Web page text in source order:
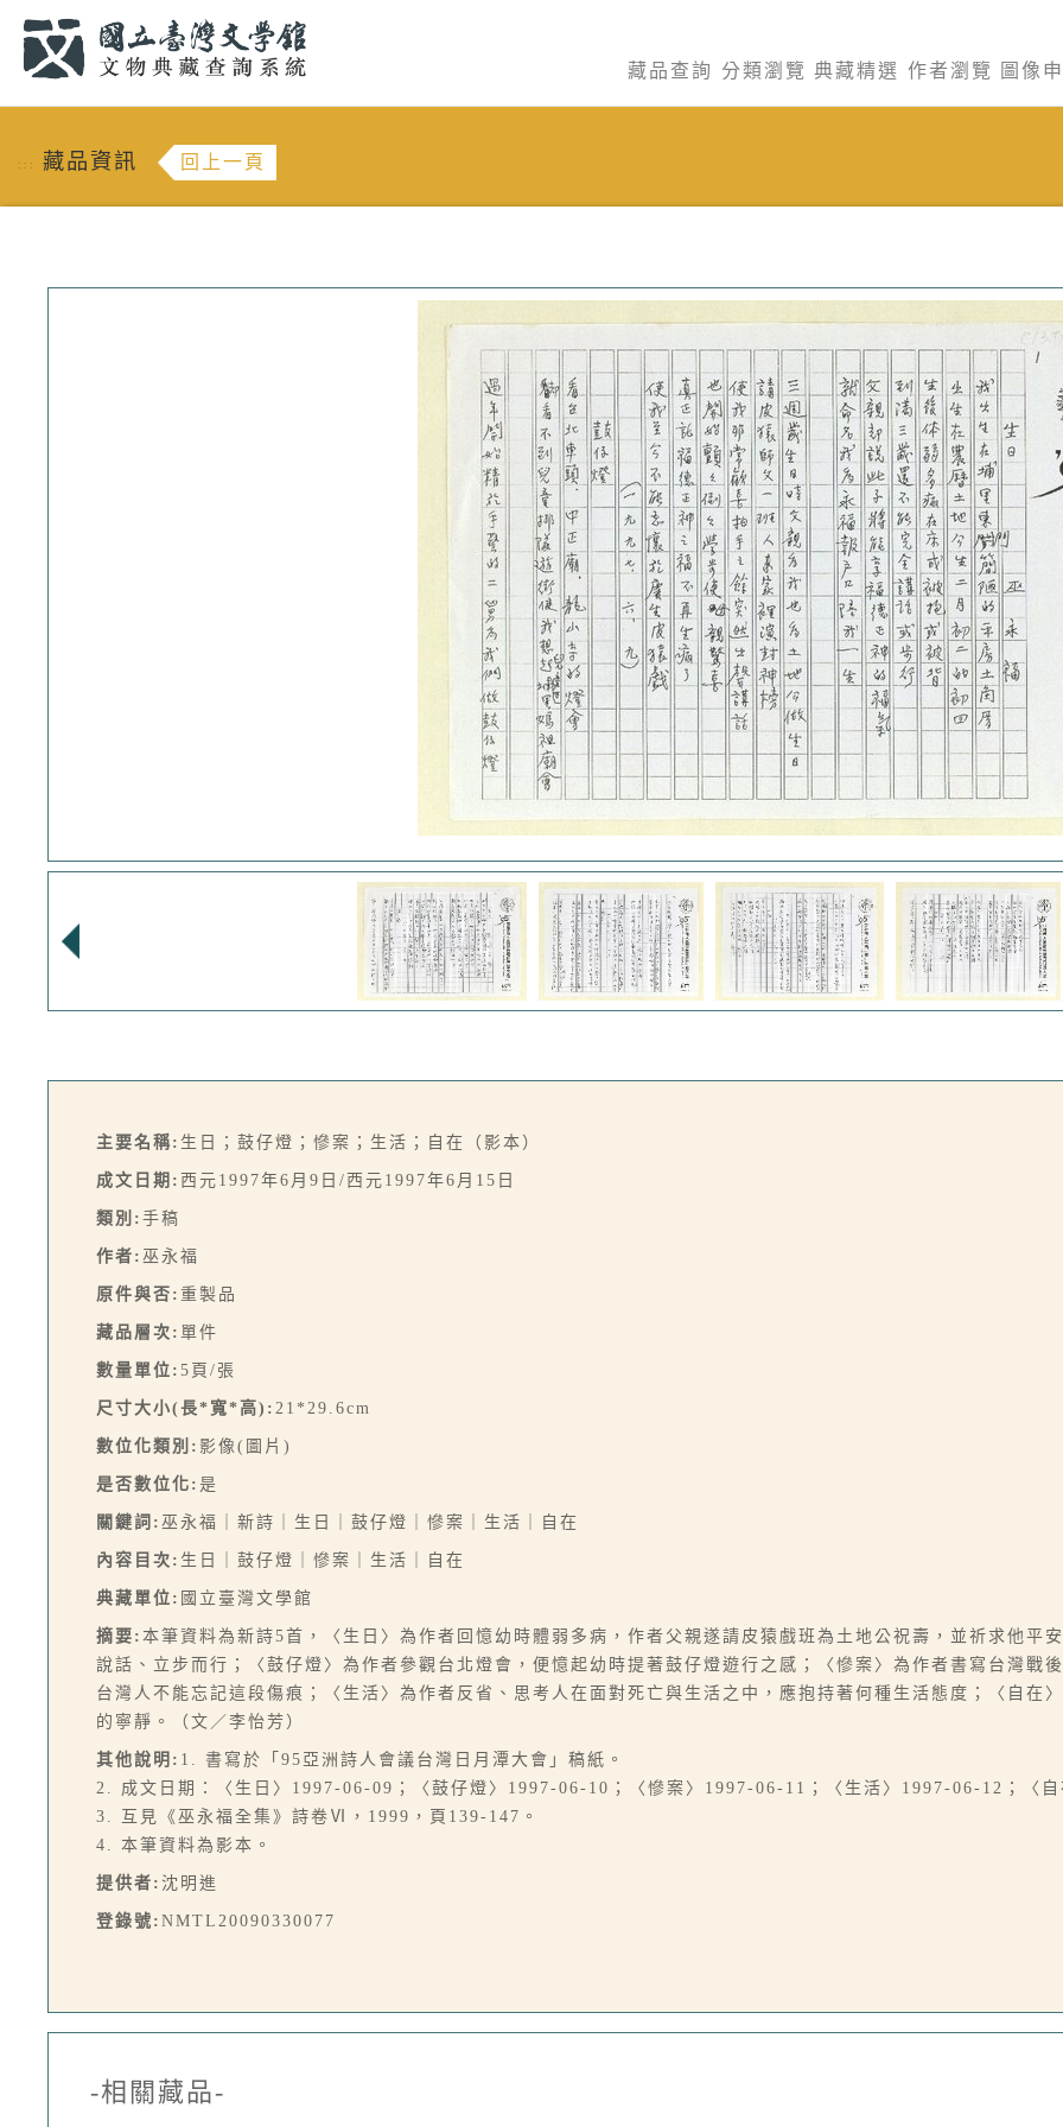
藏品查詢 分類瀏覽 典藏精選 作者瀏覽 圖像
::: 藏品資訊 回上一頁
主要名稱: 生日；鼓仔燈；慘案；生活；自在（影本）
成文日期: 西元1997年6月9日/西元1997年6月15日
類別: 手稿
作者: 巫永福
原件與否: 重製品
藏品層次: 單件
數量單位: 5頁/張
尺寸大小(長*寬*高): 21*29.6cm
數位化類別: 影像(圖片)
是否數位化: 是
關鍵詞: 巫永福｜新詩｜生日｜鼓仔燈｜慘案｜生活｜自在
內容目次: 生日｜鼓仔燈｜慘案｜生活｜自在
典藏單位: 國立臺灣文學館
摘要: 本筆資料為新詩5首，〈生日〉為作者回憶幼時體弱多病，作者父親遂請皮猿戲班為土地公祝壽，並祈求他平
說話、立步而行；〈鼓仔燈〉為作者參觀台北燈會，便憶起幼時提著鼓仔燈遊行之感；〈慘案〉為作者書寫台灣戰
台灣人不能忘記這段傷痕；〈生活〉為作者反省、思考人在面對死亡與生活之中，應抱持著何種生活態度；〈自在
的寧靜。（文／李怡芳）
其他說明: 1. 書寫於「95亞洲詩人會議台灣日月潭大會」稿紙。
2. 成文日期：〈生日〉1997-06-09；〈鼓仔燈〉1997-06-10；〈慘案〉1997-06-11；〈生活〉1997-06-12；〈
3. 互見《巫永福全集》詩卷Ⅵ，1999，頁139-147。
4. 本筆資料為影本。
提供者: 沈明進
登錄號: NMTL20090330077
-相關藏品-